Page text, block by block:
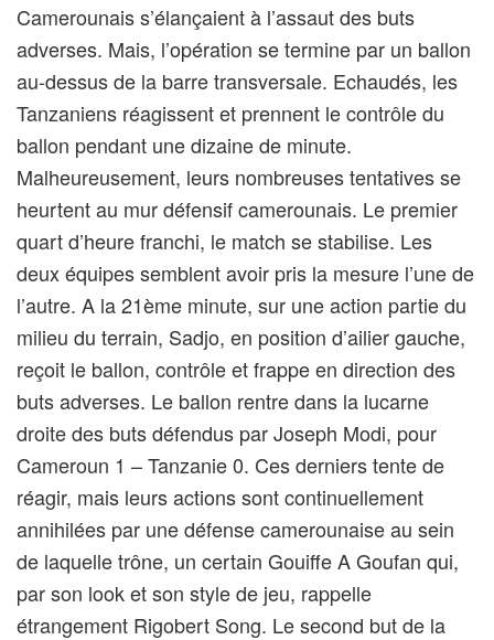
Camerounais s’élançaient à l’assaut des buts
adverses. Mais, l’opération se termine par un ballon
au-dessus de la barre transversale. Echaudés, les
Tanzaniens réagissent et prennent le contrôle du
ballon pendant une dizaine de minute.
Malheureusement, leurs nombreuses tentatives se
heurtent au mur défensif camerounais. Le premier
quart d’heure franchi, le match se stabilise. Les
deux équipes semblent avoir pris la mesure l’une de
l’autre. A la 21ème minute, sur une action partie du
milieu du terrain, Sadjo, en position d’ailier gauche,
reçoit le ballon, contrôle et frappe en direction des
buts adverses. Le ballon rentre dans la lucarne
droite des buts défendus par Joseph Modi, pour
Cameroun 1 – Tanzanie 0. Ces derniers tente de
réagir, mais leurs actions sont continuellement
annihilées par une défense camerounaise au sein
de laquelle trône, un certain Gouiffe A Goufan qui,
par son look et son style de jeu, rappelle
étrangement Rigobert Song. Le second but de la